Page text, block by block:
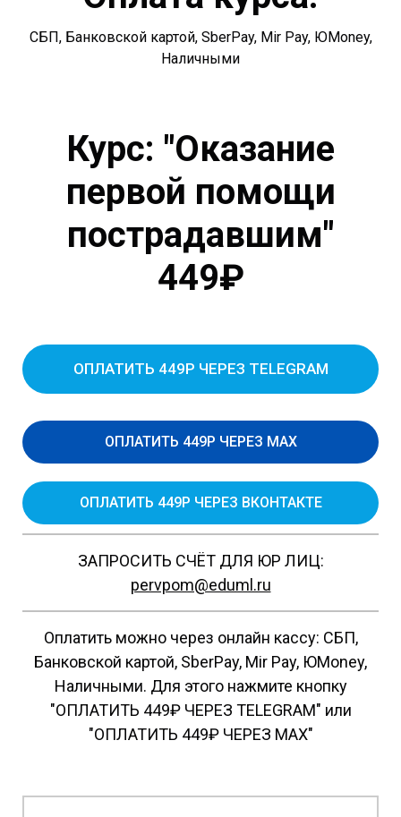
СБП, Банковской картой, SberPay, Mir Pay, ЮMoney,
Наличными
Курс: "Оказание
первой помощи
пострадавшим"
449₽
ОПЛАТИТЬ 449Р ЧЕРЕЗ TELEGRAM
ОПЛАТИТЬ 449Р ЧЕРЕЗ MAX
ОПЛАТИТЬ 449Р ЧЕРЕЗ ВКОНТАКТЕ
ЗАПРОСИТЬ СЧЁТ ДЛЯ ЮР ЛИЦ:
pervpom@eduml.ru
Оплатить можно через онлайн кассу: СБП,
Банковской картой, SberPay, Mir Pay, ЮMoney,
Наличными. Для этого нажмите кнопку
"ОПЛАТИТЬ 449₽ ЧЕРЕЗ TELEGRAM" или
"ОПЛАТИТЬ 449₽ ЧЕРЕЗ MAX"